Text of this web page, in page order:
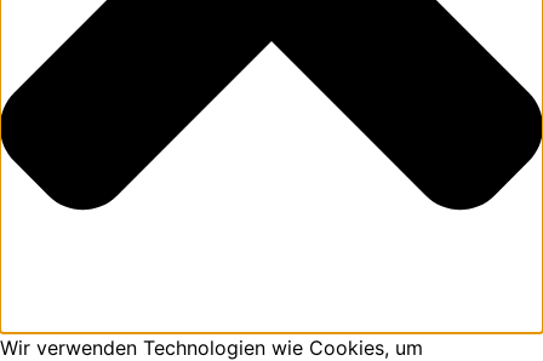
Wir verwenden Technologien wie Cookies, um